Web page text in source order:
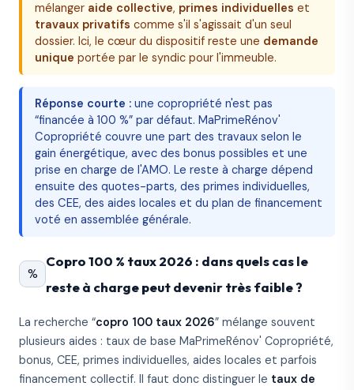
mélanger aide collective, primes individuelles et
travaux privatifs comme s'il s'agissait d'un seul
dossier. Ici, le cœur du dispositif reste une demande
unique portée par le syndic pour l'immeuble.
Réponse courte : une copropriété n'est pas
“financée à 100 %” par défaut. MaPrimeRénov'
Copropriété couvre une part des travaux selon le
gain énergétique, avec des bonus possibles et une
prise en charge de l'AMO. Le reste à charge dépend
ensuite des quotes-parts, des primes individuelles,
des CEE, des aides locales et du plan de financement
voté en assemblée générale.
%
Copro 100 % taux 2026 : dans quels cas le
reste à charge peut devenir très faible ?
La recherche “copro 100 taux 2026” mélange souvent
plusieurs aides : taux de base MaPrimeRénov' Copropriété,
bonus, CEE, primes individuelles, aides locales et parfois
financement collectif. Il faut donc distinguer le taux de